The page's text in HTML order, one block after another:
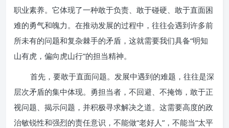
职业素养。它体现了一种敢于负责、敢于碰硬、敢于直面困
难的勇气和魄力。在推动发展的过程中，往往会遇到许多前
所未有的问题和复杂棘手的矛盾，这就需要我们具备“明知
山有虎，偏向虎山行”的担当精神。
首先，要敢于直面问题。发展中遇到的难题，往往是深
层次矛盾的集中体现。勇担当者，不回避、不掩饰，敢于正
视问题、揭示问题，并积极寻求解决之道。这需要高度的政
治敏锐性和强烈的责任意识，不能做“老好人”，不能当“太平